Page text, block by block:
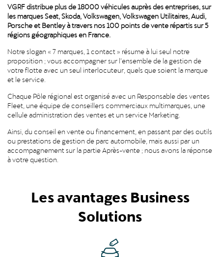
VGRF distribue plus de 18000 véhicules auprès des entreprises, sur
les marques Seat, Skoda, Volkswagen, Volkswagen Utilitaires, Audi,
Porsche et Bentley à travers nos 100 points de vente répartis sur 5
régions géographiques en France.
Notre slogan « 7 marques, 1 contact » résume à lui seul notre
proposition ; vous accompagner sur l’ensemble de la gestion de
votre flotte avec un seul interlocuteur, quels que soient la marque
et le service.
Chaque Pôle régional est organisé avec un Responsable des ventes
Fleet, une équipe de conseillers commerciaux multimarques, une
cellule administration des ventes et un service Marketing.
Ainsi, du conseil en vente ou financement, en passant par des outils
ou prestations de gestion de parc automobile, mais aussi par un
accompagnement sur la partie Après-vente ; nous avons la réponse
à votre question.
Les avantages Business
Solutions